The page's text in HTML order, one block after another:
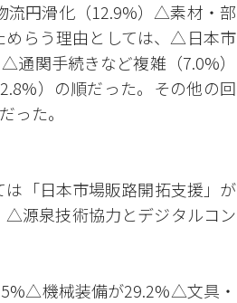
円滑化（12.9%）△素材・部
めらう理由としては、△日本市
関手続きなど複雑（7.0%）
）の順だった。その他の回
た。
「日本市場販路開拓支援」が
源泉技術協力とデジタルコン
機械装備が29.2%△文具・